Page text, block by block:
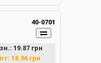
40-0701
19.87 грн
18.96грн